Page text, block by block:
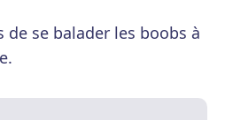
de se balader les boobs à